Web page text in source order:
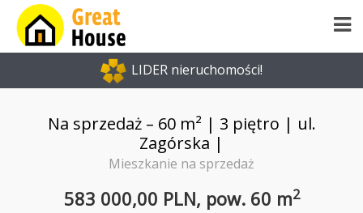
Na sprzedaż – 60 m² | 3 piętro | ul.
Zagórska |
Mieszkanie na sprzedaż
583 000,00 PLN, pow.60 m2
LIDER nieruchomości!